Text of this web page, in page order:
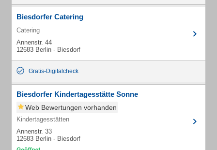
Biesdorfer Catering
Catering
Annenstr. 44
12683 Berlin - Biesdorf
Gratis-Digitalcheck
Biesdorfer Kindertagesstätte Sonne
Web Bewertungen vorhanden
Kindertagesstätten
Annenstr. 33
12683 Berlin - Biesdorf